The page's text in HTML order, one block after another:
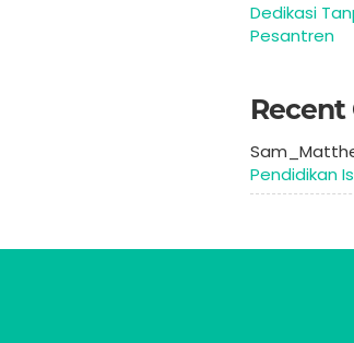
Dedikasi
Pesantren
Pendidikan